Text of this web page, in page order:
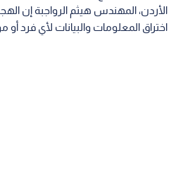
الأردن، المهندس هيثم الرواجبة إن
اختراق المعلومات والبيانات لأي فرد